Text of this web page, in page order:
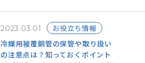
2023.03.01
お役立ち情報
冷媒用被覆銅管の保管や取り扱い
の注意点は？知っておくポイント